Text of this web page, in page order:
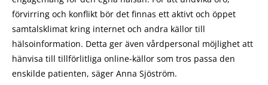
förvirring och konflikt bör det finnas ett aktivt och öppet
samtalsklimat kring internet och andra källor till
hälsoinformation. Detta ger även vårdpersonal möjlighet att
hänvisa till tillförlitliga online-källor som tros passa den
enskilde patienten, säger Anna Sjöström.